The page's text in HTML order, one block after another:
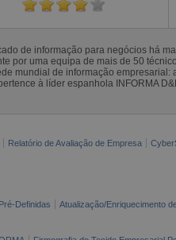
de informação para negócios há
por uma equipa de mais de 50
mundial de informação empresarial:
à líder espanhola INFORMA
Relatório de Avaliação de Empresa
Definidas Atualização/Enriquecimento